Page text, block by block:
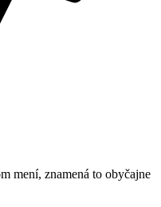
mení, znamená to obyčajne